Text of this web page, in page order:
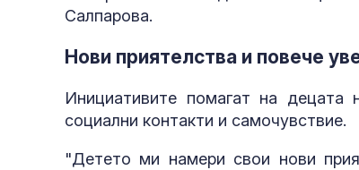
Салпарова.
Нови приятелства и повече
Инициативите помагат на
социални контакти и самочувствие.
"Детето ми намери свои нови